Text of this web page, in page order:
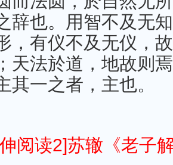
辞也。用智不及无
，有仪不及无仪，
天法於道，地故则
其一之者，主也。
阅读2]苏辙《老子